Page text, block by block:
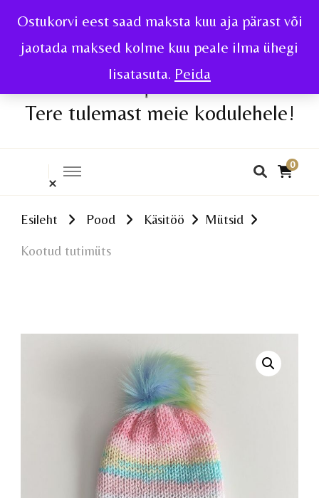
Ostukorvi eest saad maksta kuu aja pärast või
jaotada maksed kolme kuu peale ilma ühegi
lisatasuta. Peida
Tere tulemast meie kodulehele!
0
Esileht Pood Käsitöö Mütsid
Kootud tutimüts